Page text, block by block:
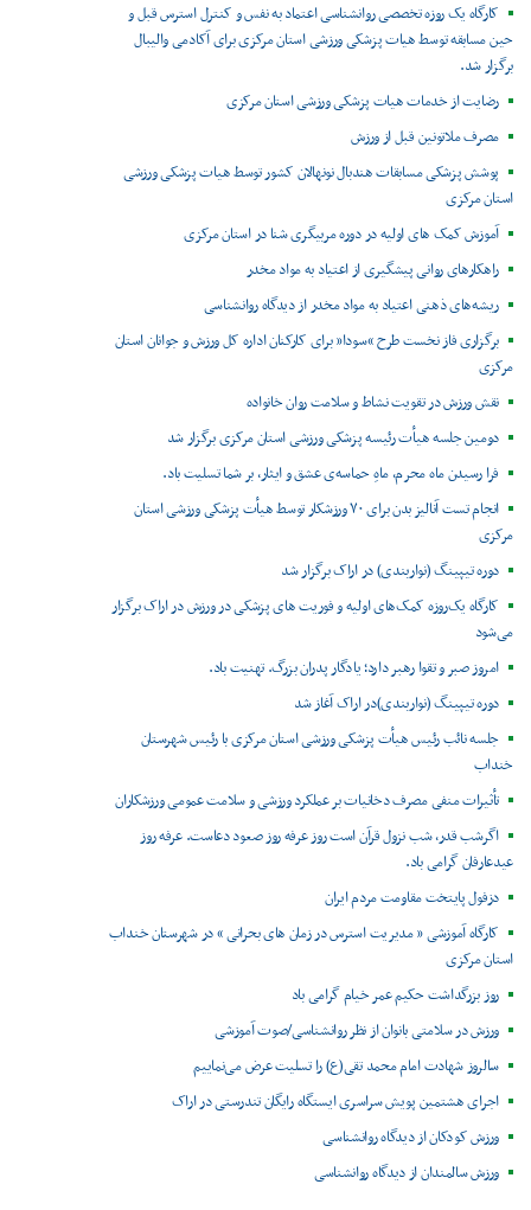
کارگاه یک روزه تخصصی روانشناسی اعتماد به نفس و کنترل استرس قبل و
حین مسابقه توسط هیات پزشکی ورزشی استان مرکزی برای آکادمی والیبال
برگزار شد.
رضایت از خدمات هیات پزشکی ورزشی استان مرکزی
مصرف ملاتونین قبل از ورزش
پوشش پزشکی مسابقات هندبال نونهالان کشور توسط هیات پزشکی ورزشی
استان مرکزی
آموزش کمک های اولیه در دوره مربیگری شنا در استان مرکزی
راهکارهای روانی پیشگیری از اعتیاد به مواد مخدر
ریشه‌های ذهنی اعتیاد به مواد مخدر از دیدگاه روانشناسی
برگزاری فاز نخست طرح “سودا” برای کارکنان اداره کل ورزش و جوانان استان
مرکزی
نقش ورزش در تقویت نشاط و سلامت روان خانواده
دومین جلسه هیأت رئیسه پزشکی ورزشی استان مرکزی برگزار شد
فرا رسیدن ماه محرم، ماهِ حماسه‌ی عشق و ایثار، بر شما تسلیت باد.
انجام تست آنالیز بدن برای ۷۰ ورزشکار توسط هیأت پزشکی ورزشی استان
مرکزی
دوره تیپینگ (نواربندی) در اراک برگزار شد
کارگاه یک‌روزه کمک‌های اولیه و فوریت های پزشکی در ورزش در اراک برگزار
می‌شود
امروز صبر و تقوا رهبر دارد؛ یادگار پدران بزرگ. تهنیت باد.
دوره تیپینگ (نواربندی)در اراک آغاز شد
جلسه نائب رئیس هیأت پزشکی ورزشی استان مرکزی با رئیس شهرستان
خنداب
تأثیرات منفی مصرف دخانیات بر عملکرد ورزشی و سلامت عمومی ورزشکاران
اگرشب قدر، شب نزول قرآن است روز عرفه روز صعود دعاست. عرفه روز
عیدعارفان گرامی باد.
دزفول پایتخت مقاومت مردم ایران
کارگاه آموزشی « مدیریت استرس در زمان های بحرانی » در شهرستان خنداب
استان مرکزی
روز بزرگداشت حکیم عمر خیام گرامی باد
ورزش در سلامتی بانوان از نظر روانشناسی/صوت آموزشی
سالروز شهادت امام محمد تقی(ع) را تسلیت عرض می‌نماییم
اجرای هشتمین پویش سراسری ایستگاه رایگان تندرستی در اراک
ورزش کودکان از دیدگاه روانشناسی
ورزش سالمندان از دیدگاه روانشناسی